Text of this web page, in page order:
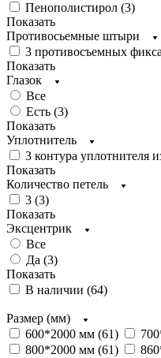
Пенополистирол (3)
Показать
Противосьемные штыри
3 противосъемных
Показать
Глазок
Все
Есть (3)
Показать
Уплотнитель
3 контура уплотнителя
Показать
Количество петель
3 (3)
Показать
Эксцентрик
Все
Да (3)
Показать
В наличии (64)
Размер (мм)
600*2000 мм (61)
800*2000 мм (61)